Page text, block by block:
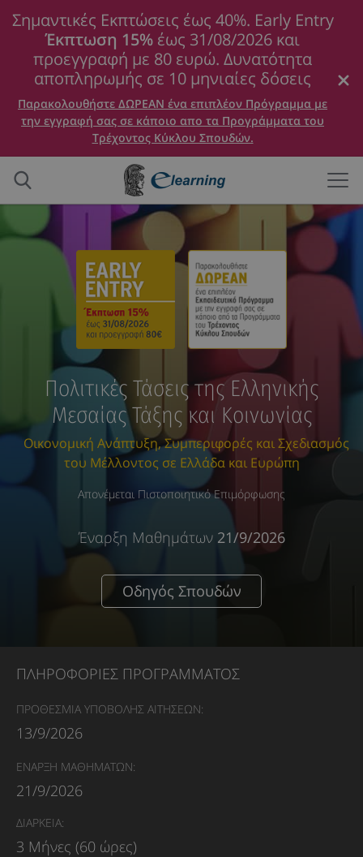
Σημαντικές Εκπτώσεις έως 40%. Early Entry
Έκπτωση 15% έως 31/08/2026 και
προεγγραφή με 80 ευρώ. Δυνατότητα
αποπληρωμής σε 10 μηνιαίες δόσεις
Παρακολουθήστε ΔΩΡΕΑΝ ένα επιπλέον Πρόγραμμα με
την εγγραφή σας σε κάποιο απο τα Προγράμματα του
Τρέχοντος Κύκλου Σπουδών.
Πολιτικές Τάσεις της Ελληνικής
Μεσαίας Τάξης και Κοινωνίας
Οικονομική Ανάπτυξη, Συμπεριφορές και Σχεδιασμός
του Μέλλοντος σε Ελλάδα και Ευρώπη
Απονέμεται Πιστοποιητικό Επιμόρφωσης
Έναρξη Μαθημάτων 21/9/2026
Οδηγός Σπουδών
ΠΛΗΡΟΦΟΡΙΕΣ ΠΡΟΓΡΑΜΜΑΤΟΣ
ΠΡΟΘΕΣΜΙΑ ΥΠΟΒΟΛΗΣ ΑΙΤΗΣΕΩΝ:
13/9/2026
ΕΝΑΡΞΗ ΜΑΘΗΜΑΤΩΝ:
21/9/2026
ΔΙΑΡΚΕΙΑ:
3 Μήνες (60 ώρες)